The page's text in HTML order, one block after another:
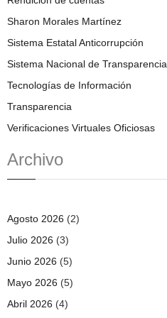
Sharon Morales Martínez
Sistema Estatal Anticorrupción
Sistema Nacional de Transparencia
Tecnologías de Información
Transparencia
Verificaciones Virtuales Oficiosas
Archivo
Agosto 2026 (2)
Julio 2026 (3)
Junio 2026 (5)
Mayo 2026 (5)
Abril 2026 (4)